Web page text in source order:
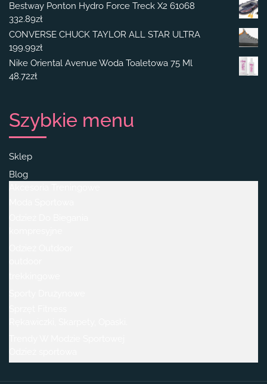
Bestway Ponton Hydro Force Treck X2 61068
332.89zł
CONVERSE CHUCK TAYLOR ALL STAR ULTRA
199.99zł
Nike Oriental Avenue Woda Toaletowa 75 Ml
48.72zł
Szybkie menu
Sklep
Blog